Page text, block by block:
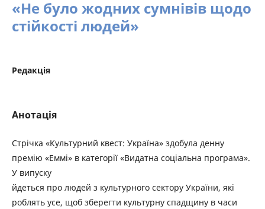
«Не було жодних сумнівів щодо
стійкості людей»
Редакція
Анотація
Стрічка «Культурний квест: Україна» здобула денну
премію «Еммі» в категорії «Видатна соціальна програма».
У випуску
йдеться про людей з культурного сектору України, які
роблять усе, щоб зберегти культурну спадщину в часи